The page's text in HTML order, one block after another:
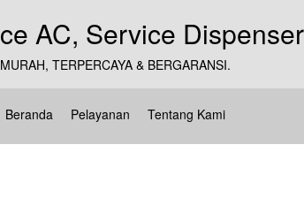
MURAH, TERPERCAYA & BERGARANSI.
Beranda Pelayanan Tentang Kami